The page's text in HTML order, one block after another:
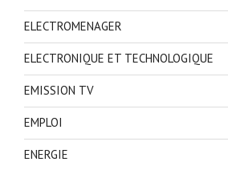
ELECTROMENAGER
ELECTRONIQUE ET TECHNOLOGIQUE
EMISSION TV
EMPLOI
ENERGIE